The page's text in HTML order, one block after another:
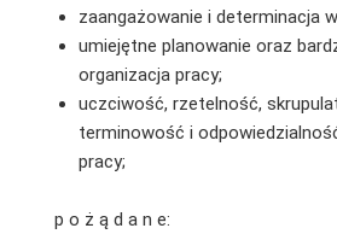
zaangażowanie i determinacja
umiejętne planowanie oraz
organizacja pracy;
uczciwość, rzetelność,
terminowość i
pracy;
p o ż ą d a n e: